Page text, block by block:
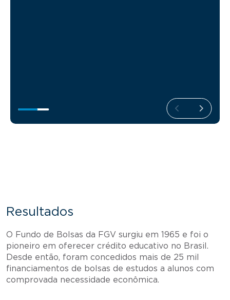
Resultados
O Fundo de Bolsas da FGV surgiu em 1965 e foi o
pioneiro em oferecer crédito educativo no Brasil.
Desde então, foram concedidos mais de 25 mil
financiamentos de bolsas de estudos a alunos com
comprovada necessidade econômica.